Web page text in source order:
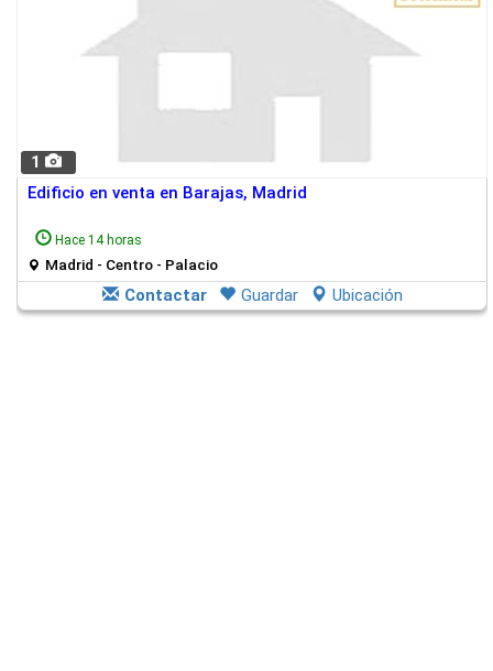
1
Edificio en venta en Barajas, Madrid
Hace 14 horas
Madrid - Centro - Palacio
Contactar Guardar Ubicación